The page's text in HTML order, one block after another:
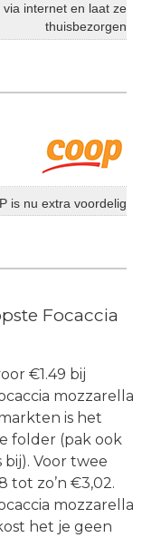
internet en laat ze
thuisbezorgen
is nu extra voordelig
Focaccia
€1.49 bij
mozzarella
is het
folder (pak ook
Voor twee
tot zo’n €3,02.
mozzarella
het je geen